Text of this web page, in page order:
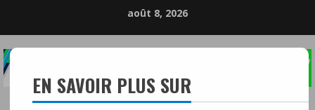
content
août 8, 2026
LA RÉFÉRENCE DE LA RADIO DIFFUSION
EN SAVOIR PLUS SUR